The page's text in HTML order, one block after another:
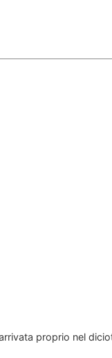
proprio nel